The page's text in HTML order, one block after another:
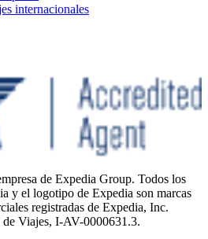
internacionales
de Expedia Group. Todos los
y el logotipo de Expedia son marcas
registradas de Expedia, Inc.
Viajes, I-AV-0000631.3.